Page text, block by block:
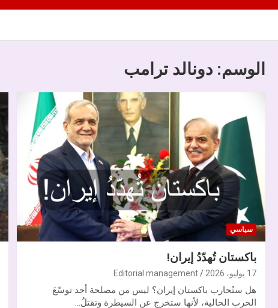
الوسم: دونالد ترامب
سياسي
باكستان تُهدّدُ إيران!
17 يوليو، 2026 Editorial management
هل ستُحارب باكستان إيران؟ ليس من مصلحة أحد توسّعَ
الحرب الحالية، لأنها ستخرج عن السيطرة وتقتلُ…